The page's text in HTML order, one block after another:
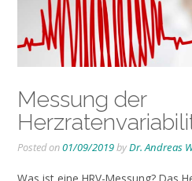
Messung der
Posted on01/09/2019byDr. Andreas